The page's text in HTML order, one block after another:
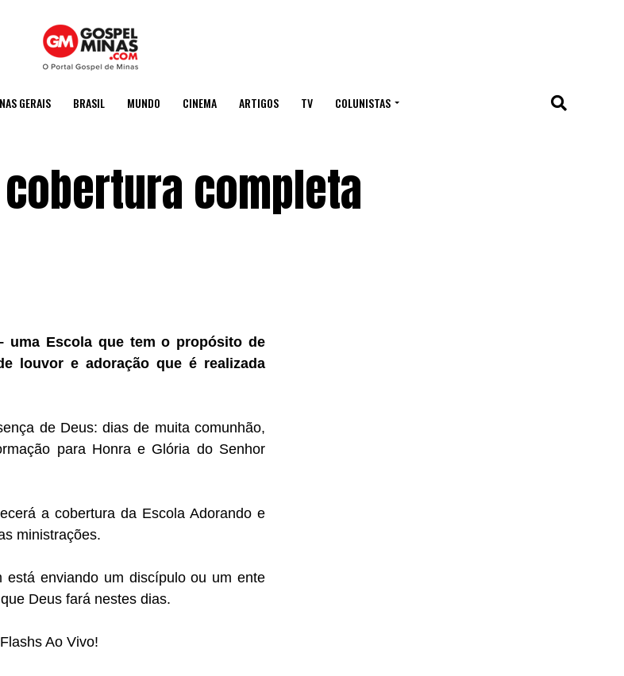
GERAIS BRASIL MUNDO CINEMA ARTIGOS TV COLUNISTAS
completa
uma Escola que tem o propósito de
louvor e adoração que é realizada
de Deus: dias de muita comunhão,
para Honra e Glória do Senhor
a cobertura da Escola Adorando e
ministrações.
enviando um discípulo ou um ente
Deus fará nestes dias.
Ao Vivo!